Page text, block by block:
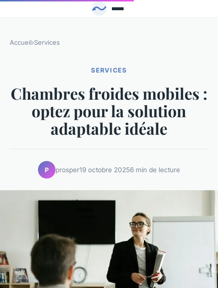
Accueil›Services
SERVICES
Chambres froides mobiles :
optez pour la solution
adaptable idéale
P prosper19 octobre 20256 min de lecture